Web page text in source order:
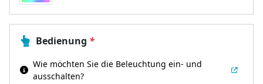
Bedienung *
Wie möchten Sie die Beleuchtung ein- und
ausschalten?